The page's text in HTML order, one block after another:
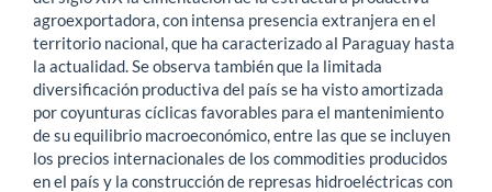
agroexportadora, con intensa presencia extranjera en el
territorio nacional, que ha caracterizado al Paraguay hasta
la actualidad. Se observa también que la limitada
diversificación productiva del país se ha visto amortizada
por coyunturas cíclicas favorables para el mantenimiento
de su equilibrio macroeconómico, entre las que se incluyen
los precios internacionales de los commodities producidos
en el país y la construcción de represas hidroeléctricas con